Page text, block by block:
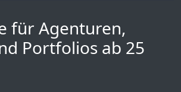
für Agenturen,
Portfolios ab 25